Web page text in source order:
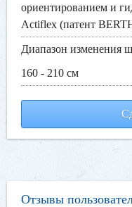
ориентированием и
Actiflex (патент
Диапазон изменения
160 - 210 см
Отзывы